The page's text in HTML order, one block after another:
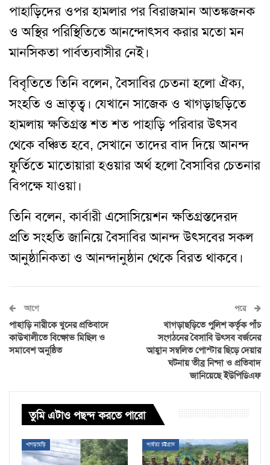
পাহাড়িদের ওপর হামলার পর বিরাজমান আতঙ্কজনক
ও অস্থির পরিস্থিতিতে আনন্দোৎসব করার মতো মন
মানসিকতা পার্বত্যবাসীর নেই।
বিবৃতিতে তিনি বলেন, বৈসাবির চেতনা হলো ঐক্য,
সংহতি ও ভ্রাতৃত্ব। যেখানে সাজেক ও খাগড়াছড়িতে
হামলায় ক্ষতিগ্রস্ত শত শত পাহাড়ি পরিবার উৎসব
থেকে বঞ্চিত হবে, সেখানে তাদের বাদ দিয়ে আনন্দ
ফুর্তিতে মাতোয়ারা হওয়ার অর্থ হলো বৈসাবির চেতনার
বিপক্ষে যাওয়া।
তিনি বলেন, কার্বারী এসোসিয়েশন ক্ষতিগ্রস্তদেরদ
প্রতি সংহতি জানিয়ে বৈসাবির আনন্দ উৎসবের সকল
আনুষ্ঠানিকতা ও আনন্দানুষ্ঠান থেকে বিরত থাকবে।
আগে
পাহাড়ি নারীকে খুনের প্রতিবাদে
কাউখালীতে বিক্ষোভ মিছিল ও
সমাবেশ অনুষ্ঠিত
পরে
খাগড়াছড়িতে পুলিশ কর্তৃক পাঁচ
সংগঠনের বৈসাবি উৎসব বর্জনের
আহ্বান সম্বলিত পোস্টার ছিড়ে দেয়ার
ঘটনায় তীব্র নিন্দা ও প্রতিবাদ
জানিয়েছে ইউপিডিএফ
তুমি এটাও পছন্দ করতে পারো
খাগড়াছড়ি পার্বত্য চট্টগ্রাম